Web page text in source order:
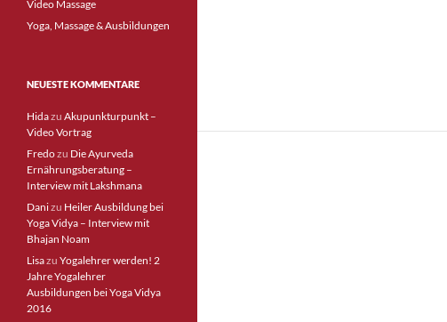
Video Massage
Yoga, Massage & Ausbildungen
NEUESTE KOMMENTARE
Hidazu Akupunkturpunkt –
Video Vortrag
Fredozu Die Ayurveda
Ernährungsberatung –
Interview mit Lakshmana
Danizu Heiler Ausbildung bei
Yoga Vidya – Interview mit
Bhajan Noam
Lisazu Yogalehrer werden! 2
Jahre Yogalehrer
Ausbildungen bei Yoga Vidya
2016